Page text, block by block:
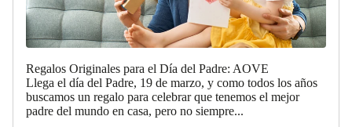
Regalos Originales para el Día del Padre: AOVE
Llega el día del Padre, 19 de marzo, y como todos los años
buscamos un regalo para celebrar que tenemos el mejor
padre del mundo en casa, pero no siempre...